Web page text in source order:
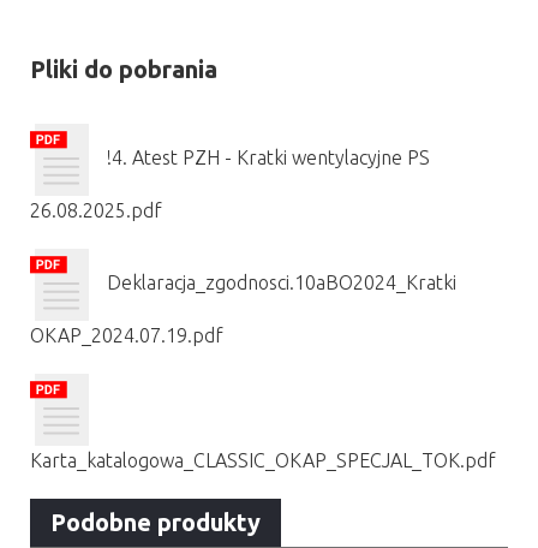
Pliki do pobrania
!4. Atest PZH - Kratki wentylacyjne PS
26.08.2025.pdf
Deklaracja_zgodnosci.10aBO2024_Kratki
OKAP_2024.07.19.pdf
Karta_katalogowa_CLASSIC_OKAP_SPECJAL_TOK.pdf
Podobne produkty